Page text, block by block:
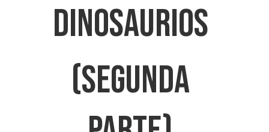
DINOSAURIOS
(SEGUNDA